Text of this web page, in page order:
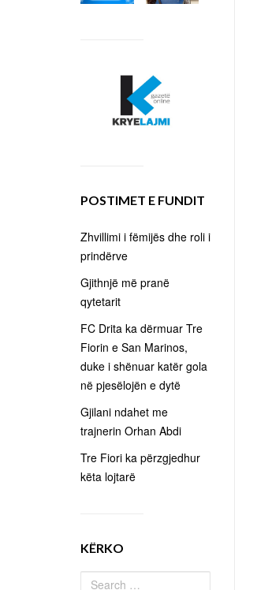
POSTIMET E FUNDIT
Zhvillimi i fëmijës dhe roli i
prindërve
Gjithnjë më pranë
qytetarit
FC Drita ka dërmuar Tre
Fiorin e San Marinos,
duke i shënuar katër gola
në pjesëlojën e dytë
Gjilani ndahet me
trajnerin Orhan Abdi
Tre Fiori ka përzgjedhur
këta lojtarë
KËRKO